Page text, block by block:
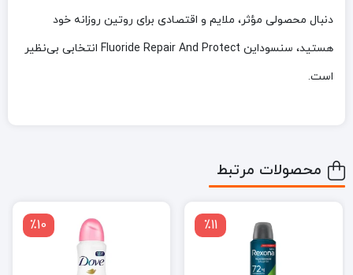
دنبال محصولی مؤثر، ملایم و اقتصادی برای روتین روزانه خود
هستید، سنسوداین Fluoride Repair And Protect انتخابی بی‌نظیر
است.
محصولات مرتبط
٪11 ٪10